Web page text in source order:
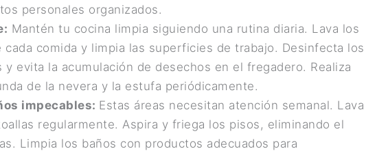
personales organizados.
Mantén tu cocina limpia siguiendo una rutina diaria. Lava los
cada comida y limpia las superficies de trabajo. Desinfecta los
evita la acumulación de desechos en el fregadero. Realiza
de la nevera y la estufa periódicamente.
impecables: Estas áreas necesitan atención semanal. Lava
regularmente. Aspira y friega los pisos, eliminando el
Limpia los baños con productos adecuados para